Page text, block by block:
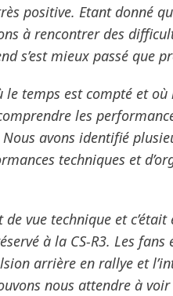
positive. Etant donné
à rencontrer des
s’est mieux passé que
le temps est compté et
les
avons identifié
techniques et
vue technique et
à la CS-R3. Les
arrière en rallye et
nous attendre à